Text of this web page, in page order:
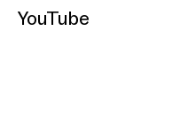
YouTube